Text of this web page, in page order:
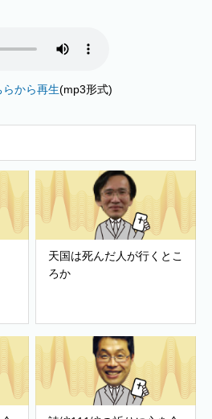
らから再生(mp3形式)
天国は死んだ人が行くとこ
ろか